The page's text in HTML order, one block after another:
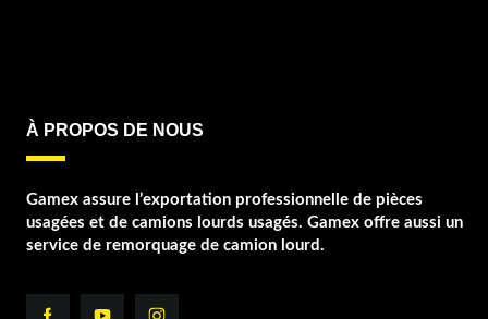
À PROPOS DE NOUS
Gamex assure l’exportation professionnelle de pièces
usagées et de camions lourds usagés. Gamex offre aussi un
service de remorquage de camion lourd.